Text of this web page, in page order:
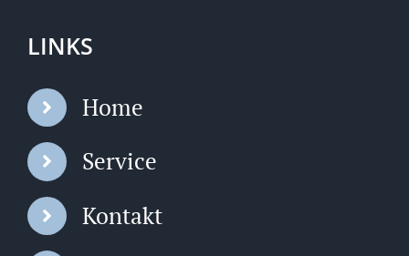
LINKS
Home
Service
Kontakt